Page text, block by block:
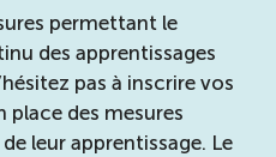
permettant le
des apprentissages
pas à inscrire vos
des mesures
leur apprentissage. Le